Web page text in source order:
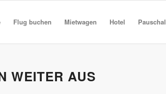
Flug buchen Mietwagen Hotel Pauschal
WEITER AUS